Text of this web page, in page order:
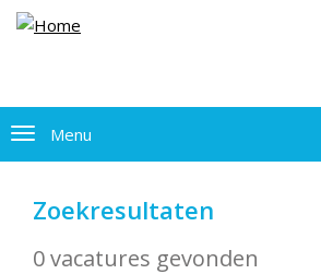
Menu
Zoekresultaten
0 vacatures gevonden